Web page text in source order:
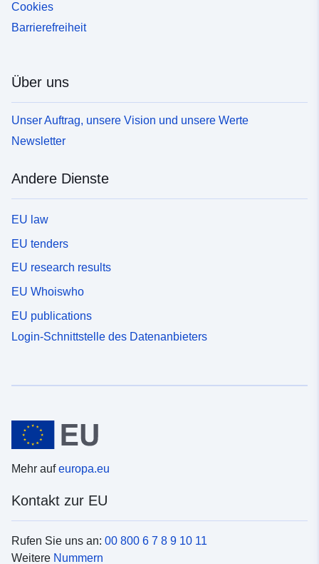
Cookies
Barrierefreiheit
Über uns
Unser Auftrag, unsere Vision und unsere Werte
Newsletter
Andere Dienste
EU law
EU tenders
EU research results
EU Whoiswho
EU publications
Login-Schnittstelle des Datenanbieters
Mehr aufeuropa.eu
Kontakt zur EU
Rufen Sie uns an: 00 800 6 7 8 9 10 11
Weitere Nummern